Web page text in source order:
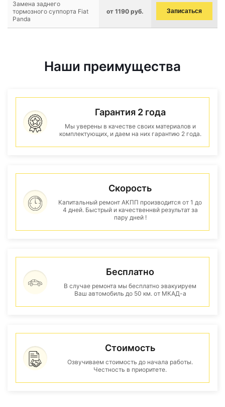
Замена заднего
тормозного суппорта Fiat
Panda
от 1190 руб. Записаться
Наши преимущества
Гарантия 2 года
Мы уверены в качестве своих материалов и
комплектующих, и даем на них гарантию 2 года.
Скорость
Капитальный ремонт АКПП производится от 1 до
4 дней. Быстрый и качественнвй результат за
пару дней !
Бесплатно
В случае ремонта мы бесплатно эвакуируем
Ваш автомобиль до 50 км. от МКАД-а
Стоимость
Озвучиваем стоимость до начала работы.
Честность в приоритете.